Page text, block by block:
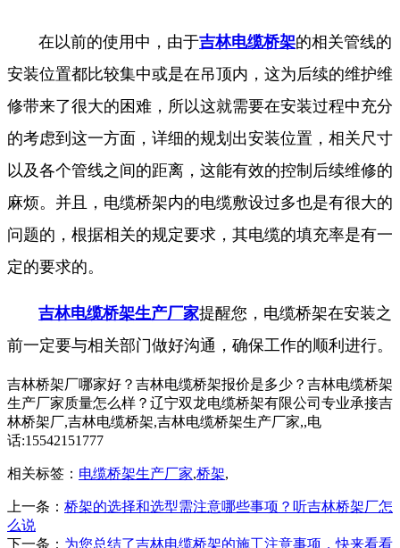
在以前的使用中，由于吉林电缆桥架的相关管线的
安装位置都比较集中或是在吊顶内，这为后续的维护维
修带来了很大的困难，所以这就需要在安装过程中充分
的考虑到这一方面，详细的规划出安装位置，相关尺寸
以及各个管线之间的距离，这能有效的控制后续维修的
麻烦。并且，电缆桥架内的电缆敷设过多也是有很大的
问题的，根据相关的规定要求，其电缆的填充率是有一
定的要求的。
吉林电缆桥架生产厂家提醒您，电缆桥架在安装之
前一定要与相关部门做好沟通，确保工作的顺利进行。
吉林桥架厂哪家好？吉林电缆桥架报价是多少？吉林电缆桥架
生产厂家质量怎么样？辽宁双龙电缆桥架有限公司专业承接吉
林桥架厂,吉林电缆桥架,吉林电缆桥架生产厂家,,电
话:15542151777
相关标签： 电缆桥架生产厂家,桥架,
上一条： 桥架的选择和选型需注意哪些事项？听吉林桥架厂怎
么说
下一条： 为您总结了吉林电缆桥架的施工注意事项，快来看看